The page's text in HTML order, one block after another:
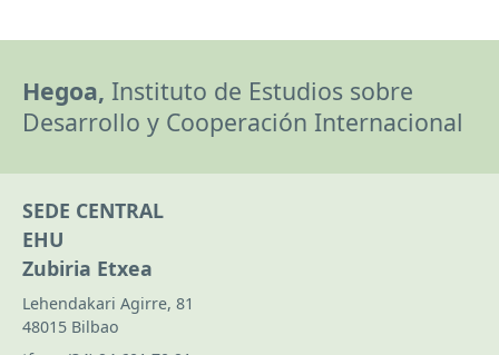
Hegoa, Instituto de Estudios sobre
Desarrollo y Cooperación Internacional
SEDE CENTRAL
EHU
Zubiria Etxea
Lehendakari Agirre, 81
48015 Bilbao